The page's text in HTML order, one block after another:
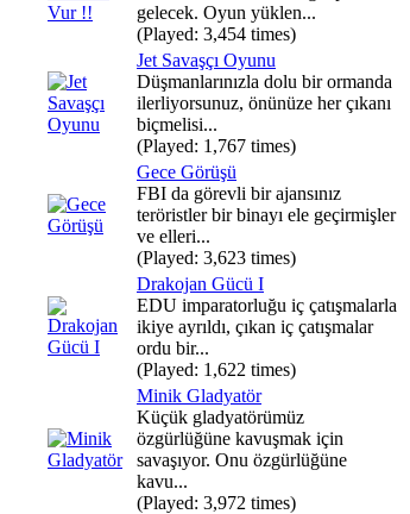
gelecek. Oyun yüklen...
(Played: 3,454 times)
Jet Savaşçı Oyunu
Düşmanlarınızla dolu bir ormanda
ilerliyorsunuz, önünüze her çıkanı
biçmelisi...
(Played: 1,767 times)
Gece Görüşü
FBI da görevli bir ajansınız
teröristler bir binayı ele geçirmişler
ve elleri...
(Played: 3,623 times)
Drakojan Gücü I
EDU imparatorluğu iç çatışmalarla
ikiye ayrıldı, çıkan iç çatışmalar
ordu bir...
(Played: 1,622 times)
Minik Gladyatör
Küçük gladyatörümüz
özgürlüğüne kavuşmak için
savaşıyor. Onu özgürlüğüne
kavu...
(Played: 3,972 times)